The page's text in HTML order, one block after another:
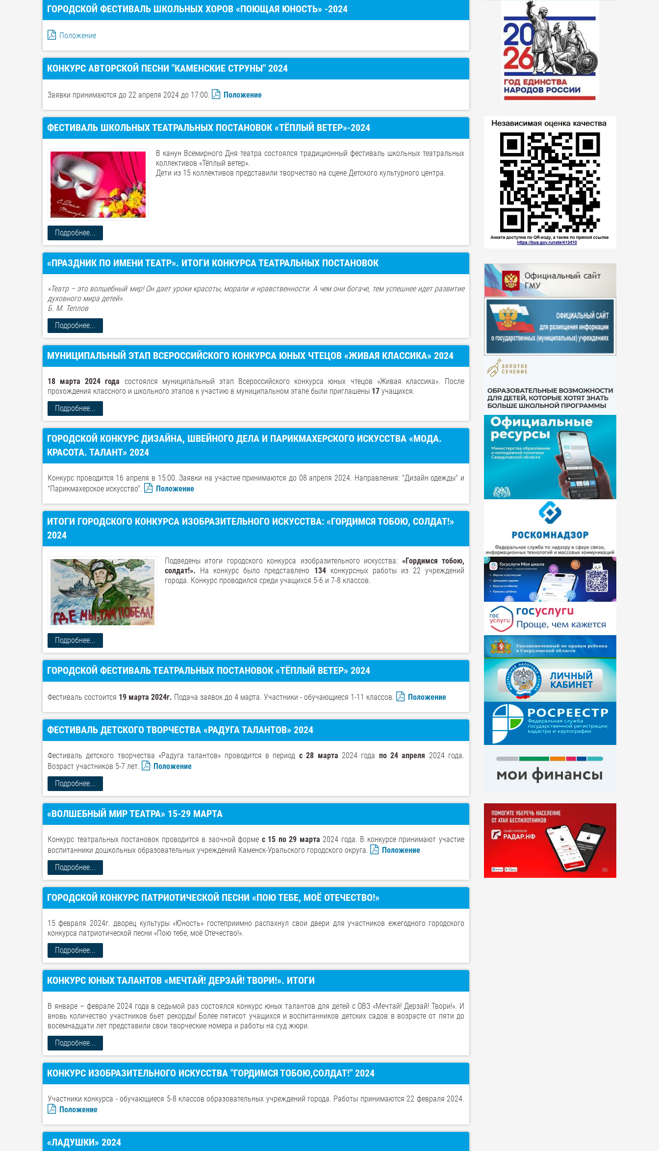
ГОРОДСКОЙ ФЕСТИВАЛЬ ШКОЛЬНЫХ ХОРОВ «ПОЮЩАЯ ЮНОСТЬ» -2024
Положение
КОНКУРС АВТОРСКОЙ ПЕСНИ "КАМЕНСКИЕ СТРУНЫ" 2024
Заявки принимаются до 22 апреля 2024 до 17:00. Положение
ФЕСТИВАЛЬ ШКОЛЬНЫХ ТЕАТРАЛЬНЫХ ПОСТАНОВОК «ТЁПЛЫЙ ВЕТЕР»-2024
В канун Всемирного Дня театра состоялся традиционный фестиваль школьных театральных
коллективов «Тёплый ветер».
Дети из 15 коллективов представили творчество на сцене Детского культурного центра.
Подробнее...
«ПРАЗДНИК ПО ИМЕНИ ТЕАТР». ИТОГИ КОНКУРСА ТЕАТРАЛЬНЫХ ПОСТАНОВОК
«Театр – это волшебный мир! Он дает уроки красоты, морали и нравственности. А чем они богаче, тем успешнее идет развитие
духовного мира детей».
Б. М. Теплов
Подробнее...
МУНИЦИПАЛЬНЫЙ ЭТАП ВСЕРОССИЙСКОГО КОНКУРСА ЮНЫХ ЧТЕЦОВ «ЖИВАЯ КЛАССИКА» 2024
18 марта 2024 года состоялся муниципальный этап Всероссийского конкурса юных чтецов «Живая классика». После
прохождения классного и школьного этапов к участию в муниципальном этапе были приглашены 17 учащихся.
Подробнее...
ГОРОДСКОЙ КОНКУРС ДИЗАЙНА, ШВЕЙНОГО ДЕЛА И ПАРИКМАХЕРСКОГО ИСКУССТВА «МОДА.
КРАСОТА. ТАЛАНТ» 2024
Конкурс проводится 16 апреля в 15:00. Заявки на участие принимаются до 08 апреля 2024. Направления: "Дизайн одежды" и
"Парикмахерское искусство".
Положение
ИТОГИ ГОРОДСКОГО КОНКУРСА ИЗОБРАЗИТЕЛЬНОГО ИСКУССТВА: «ГОРДИМСЯ ТОБОЮ, СОЛДАТ!»
2024
Подведены итоги городского конкурса изобразительного искусства: «Гордимся тобою,
солдат!». На конкурс было представлено 134конкурсных работы из 22 учреждений
города. Конкурс проводился среди учащихся 5-6 и 7-8 классов.
Подробнее...
ГОРОДСКОЙ ФЕСТИВАЛЬ ТЕАТРАЛЬНЫХ ПОСТАНОВОК «ТЁПЛЫЙ ВЕТЕР» 2024
Фестиваль состоится 19 марта 2024г. Подача заявок до 4 марта. Участники - обучающиеся 1-11 классов. Положение
ФЕСТИВАЛЬ ДЕТСКОГО ТВОРЧЕСТВА «РАДУГА ТАЛАНТОВ» 2024
Фестиваль детского творчества «Радуга талантов» проводится в период с 28 марта 2024 года по 24 апреля 2024 года.
Возраст участников 5-7 лет.
Положение
Подробнее...
«ВОЛШЕБНЫЙ МИР ТЕАТРА» 15-29 МАРТА
Конкурс театральных постановок проводится в заочной форме с 15 по 29 марта 2024 года. В конкурсе принимают участие
воспитанники дошкольных образовательных учреждений Каменск-Уральского городского округа.
Положение
Подробнее...
ГОРОДСКОЙ КОНКУРС ПАТРИОТИЧЕСКОЙ ПЕСНИ «ПОЮ ТЕБЕ, МОЁ ОТЕЧЕСТВО!»
15 февраля 2024г. дворец культуры «Юность» гостеприимно распахнул свои двери для участников ежегодного городского
конкурса патриотической песни «Пою тебе, моё Отечество!».
Подробнее...
КОНКУРС ЮНЫХ ТАЛАНТОВ «МЕЧТАЙ! ДЕРЗАЙ! ТВОРИ!». ИТОГИ
В январе – феврале 2024 года в седьмой раз состоялся конкурс юных талантов для детей с ОВЗ «Мечтай! Дерзай! Твори!». И
вновь количество участников бьет рекорды! Более пятисот учащихся и воспитанников детских садов в возрасте от пяти до
восемнадцати лет представили свои творческие номера и работы на суд жюри.
Подробнее...
КОНКУРС ИЗОБРАЗИТЕЛЬНОГО ИСКУССТВА "ГОРДИМСЯ ТОБОЮ,СОЛДАТ!" 2024
Участники конкурса - обучающиеся 5-8 классов образовательных учреждений города. Работы принимаются 22 февраля 2024.
Положение
«ЛАДУШКИ» 2024